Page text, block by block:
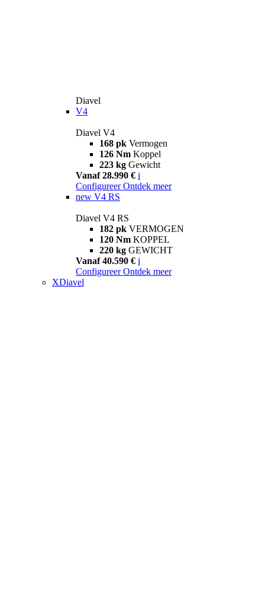
Diavel
V4
Diavel V4
168 pk Vermogen
126 Nm Koppel
223 kg Gewicht
Vanaf 28.990 € i
Configureer Ontdek meer
new V4 RS
Diavel V4 RS
182 pk VERMOGEN
120 Nm KOPPEL
220 kg GEWICHT
Vanaf 40.590 € i
Configureer Ontdek meer
XDiavel